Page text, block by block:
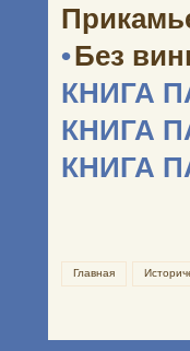
•Без
КНИГА
КНИГА
КНИГА
Главная